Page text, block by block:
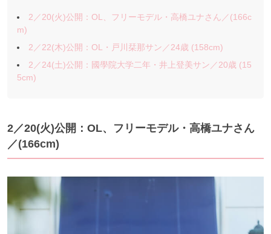
2／20(火)公開：OL、フリーモデル・高橋ユナさん／(166c
m)
2／22(木)公開：OL・戸川栞那サン／24歳 (158cm)
2／24(土)公開：國學院大学二年・井上登美サン／20歳 (15
5cm)
2／20(火)公開：OL、フリーモデル・高橋ユナさん
／(166cm)